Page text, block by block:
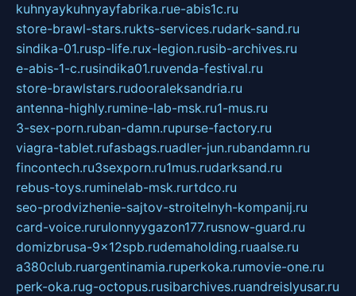
kuhnyaykuhnyayfabrika.rue-abis1c.ru
store-brawl-stars.rukts-services.rudark-sand.ru
sindika-01.rusp-life.rux-legion.rusib-archives.ru
e-abis-1-c.rusindika01.ruvenda-festival.ru
store-brawlstars.rudooraleksandria.ru
antenna-highly.rumine-lab-msk.ru1-mus.ru
3-sex-porn.ruban-damn.rupurse-factory.ru
viagra-tablet.rufasbags.ruadler-jun.rubandamn.ru
fincontech.ru3sexporn.ru1mus.rudarksand.ru
rebus-toys.ruminelab-msk.rurtdco.ru
seo-prodvizhenie-sajtov-stroitelnyh-kompanij.ru
card-voice.rurulonnyygazon177.rusnow-guard.ru
domizbrusa-9x12spb.rudemaholding.ruaalse.ru
a380club.ruargentinamia.ruperkoka.rumovie-one.ru
perk-oka.rug-octopus.rusibarchives.ruandreislyusar.ru